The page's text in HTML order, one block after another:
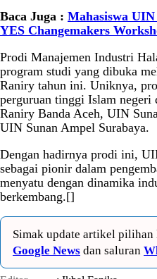
Baca Juga : Mahasiswa
YES Changemakers
Prodi Manajemen Industri
program studi yang dibuka
Raniry tahun ini. Uniknya,
perguruan tinggi Islam
Raniry Banda Aceh, UIN
UIN Sunan Ampel Surabaya.
Dengan hadirnya prodi ini,
sebagai pionir dalam
menyatu dengan dinamika
berkembang.[]
Simak update artikel
Google News dan saluran